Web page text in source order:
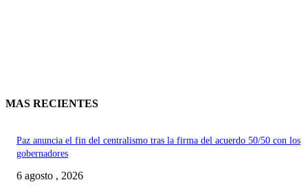
MAS RECIENTES
Paz anuncia el fin del centralismo tras la firma del acuerdo 50/50 con los
gobernadores
6 agosto , 2026